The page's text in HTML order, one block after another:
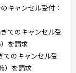
キャンセル受付：
てのキャンセル受
を請求
てのキャンセル受
）を請求